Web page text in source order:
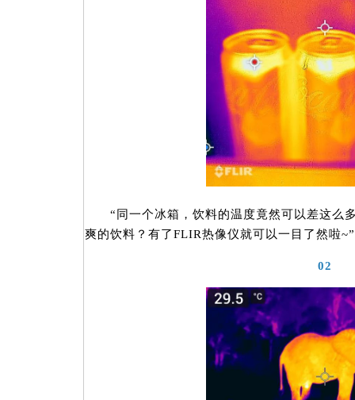
“同一个冰箱，饮料的温度竟然可以差这么
爽的饮料？有了FLIR热像仪就可以一目了然啦~”
02